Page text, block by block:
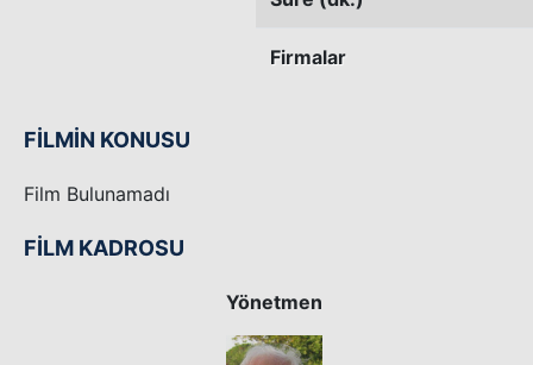
Firmalar
FİLMİN KONUSU
Film Bulunamadı
FİLM KADROSU
Yönetmen